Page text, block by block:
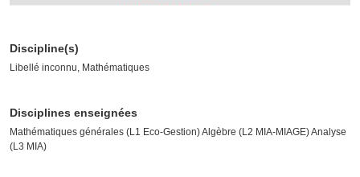
Discipline(s)
Libellé inconnu, Mathématiques
Disciplines enseignées
Mathématiques générales (L1 Eco-Gestion) Algèbre (L2 MIA-MIAGE) Analyse
(L3 MIA)